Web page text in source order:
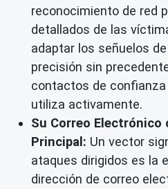
reconocimiento de red
detallados de las
adaptar los señuelos
precisión sin
contactos de
utiliza activamente.
Su Correo Electrónico
Principal: Un vector
ataques dirigidos es la
dirección de correo